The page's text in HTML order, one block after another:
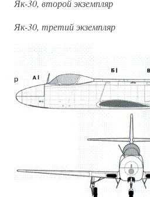
Як-30, второй экземпляр
Як-30, третий экземпляр